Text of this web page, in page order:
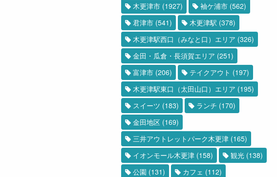
木更津市(1927) 袖ケ浦市(562)
君津市(541) 木更津駅 (378)
木更津駅西口（みなと口）エリア (326)
金田・瓜倉・長須賀エリア (251)
富津市(206) テイクアウト (197)
木更津駅東口（太田山口）エリア (195)
スイーツ (183) ランチ (170)
金田地区(169)
三井アウトレットパーク木更津(165)
イオンモール木更津(158) 観光(138)
公園 (131) カフェ (112)